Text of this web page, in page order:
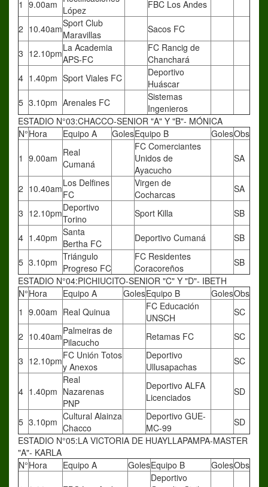
1 9.00am López
FBC Los Andes
2 10.40amSport Club
Maravillas
Sacos FC
3 12.10pmLa Academia
APS-FC
FC Rancig de
Chanchará
4 1.40pm Sport Viales FC
Deportivo
Huáscar
5 3.10pm Arenales FC
Sistemas
Ingenieros
ESTADIO N°03:CHACCO-SENIOR "A" Y "B"- MÓNICA
N°Hora Equipo A GolesEquipo B GolesObs
1 9.00am Real
Cumaná
FC Comerciantes
Unidos de
Ayacucho
SA
2 10.40amLos Delfines
FC
Virgen de
Cocharcas
SA
3 12.10pmDeportivo
Torino
Sport Killa SB
4 1.40pm Santa
Bertha FC
Deportivo Cumaná SB
5 3.10pm Triángulo
Progreso FC
FC Residentes
Coracoreños
SB
ESTADIO N°04:PICHIUCITO-SENIOR "C" Y "D"- IBETH
N°Hora Equipo A GolesEquipo B GolesObs
1 9.00am Real Quinua
FC Educación
UNSCH
SC
2 10.40amPalmeiras de
Pilacucho
Retamas FC SC
3 12.10pmFC Unión Totos
y Anexos
Deportivo
Ullusapachas
SC
4 1.40pm
Real
Nazarenas
PNP
Deportivo ALFA
Licenciados
SD
5 3.10pm Cultural Alainza
Chacco
Deportivo GUE-
MC-99
SD
ESTADIO N°05:LA VICTORIA DE HUAYLLAPAMPA-MASTER
"A"- KARLA
N°Hora Equipo A GolesEquipo B GolesObs
Deportivo